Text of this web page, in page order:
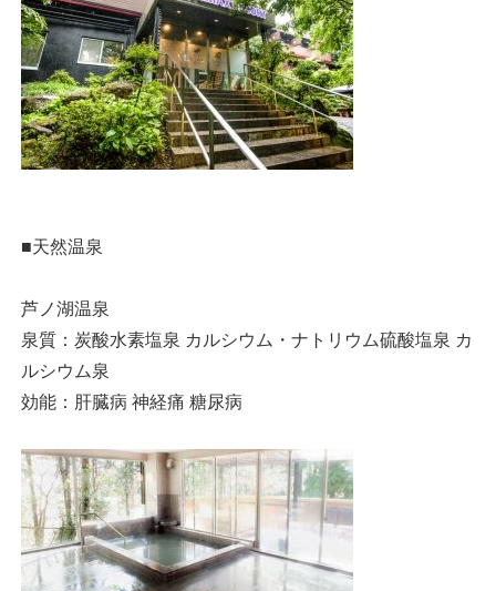
■天然温泉
芦ノ湖温泉
泉質：炭酸水素塩泉 カルシウム・ナトリウム硫酸塩泉 カ
ルシウム泉
効能：肝臓病 神経痛 糖尿病